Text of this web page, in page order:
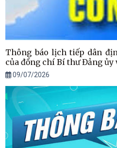
Thông báo lịch tiếp dân
của đồng chí Bí thư Đảng ủy
09/07/2026